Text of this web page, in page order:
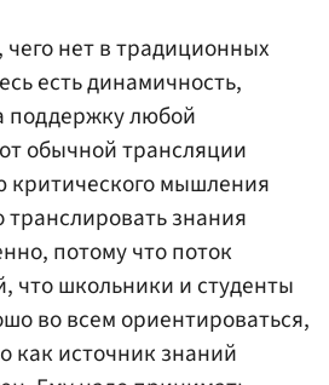
нет в традиционных
есть динамичность,
поддержку любой
обычной трансляции
критического мышления
транслировать знания
потому что поток
что школьники и студенты
во всем ориентироваться,
как источник знаний